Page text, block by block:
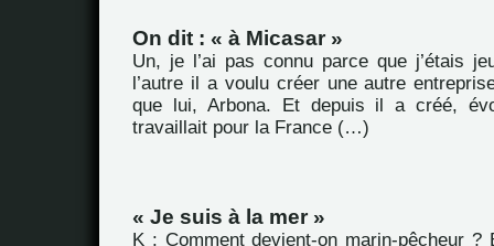
On dit : « à Micasar »
Un, je l’ai pas connu parce que j’étais
l’autre il a voulu créer une autre
que lui, Arbona. Et depuis il a créé,
travaillait pour la France (…)
« Je suis à la mer »
K : Comment devient-on marin-pêcheur ?